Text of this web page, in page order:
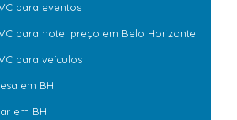
para eventos
para hotel preço em Belo Horizonte
para veículos
em BH
em BH